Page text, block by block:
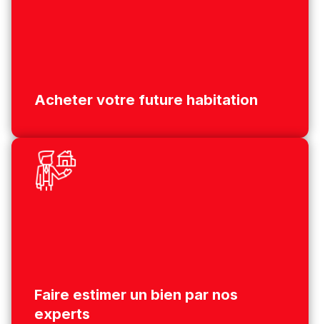
Acheter votre future habitation
Faire estimer un bien par nos
experts